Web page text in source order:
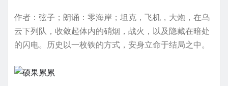
作者：弦子；朗诵：零海岸；坦克，飞机，大炮，在乌
云下列队，收敛起体内的硝烟，战火，以及隐藏在暗处
的闪电。历史以一枚铁的方式，安身立命于结局之中。